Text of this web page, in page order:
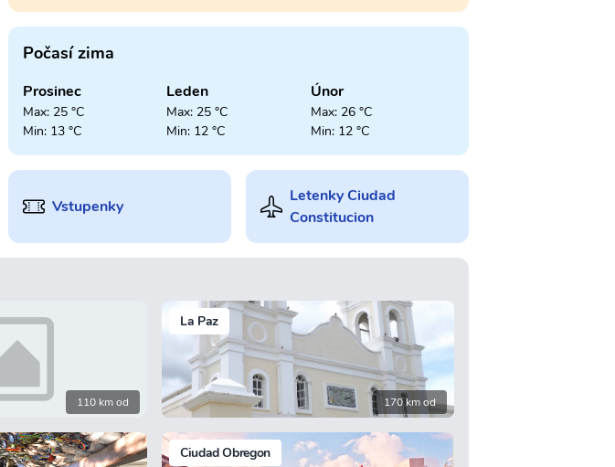
Počasí zima
Prosinec
Max: 25 °C
Min: 13 °C
Leden
Max: 25 °C
Min: 12 °C
Únor
Max: 26 °C
Min: 12 °C
Vstupenky
Letenky Ciudad
Constitucion
110 km od
La Paz
170 km od
Ciudad Obregon